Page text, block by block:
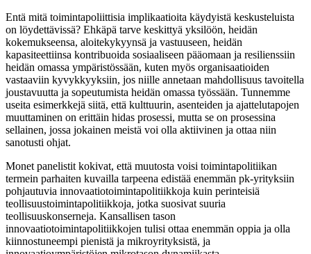
Entä mitä toimintapoliittisia implikaatioita käydyistä keskusteluista
on löydettävissä? Ehkäpä tarve keskittyä yksilöön, heidän
kokemukseensa, aloitekykyynsä ja vastuuseen, heidän
kapasiteettiinsa kontribuoida sosiaaliseen pääomaan ja resilienssiin
heidän omassa ympäristössään, kuten myös organisaatioiden
vastaaviin kyvykkyyksiin, jos niille annetaan mahdollisuus tavoitella
joustavuutta ja sopeutumista heidän omassa työssään. Tunnemme
useita esimerkkejä siitä, että kulttuurin, asenteiden ja ajattelutapojen
muuttaminen on erittäin hidas prosessi, mutta se on prosessina
sellainen, jossa jokainen meistä voi olla aktiivinen ja ottaa niin
sanotusti ohjat.
Monet panelistit kokivat, että muutosta voisi toimintapolitiikan
termein parhaiten kuvailla tarpeena edistää enemmän pk-yrityksiin
pohjautuvia innovaatiotoimintapolitiikkoja kuin perinteisiä
teollisuustoimintapolitiikkoja, jotka suosivat suuria
teollisuuskonserneja. Kansallisen tason
innovaatiotoimintapolitiikkojen tulisi ottaa enemmän oppia ja olla
kiinnostuneempi pienistä ja mikroyrityksistä, ja